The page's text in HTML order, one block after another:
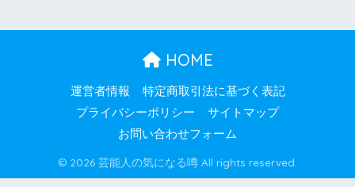
HOME
運営者情報
特定商取引法に基づく表記
プライバシーポリシー
サイトマップ
お問い合わせフォーム
© 2026 芸能人の気になる噂 All rights reserved.